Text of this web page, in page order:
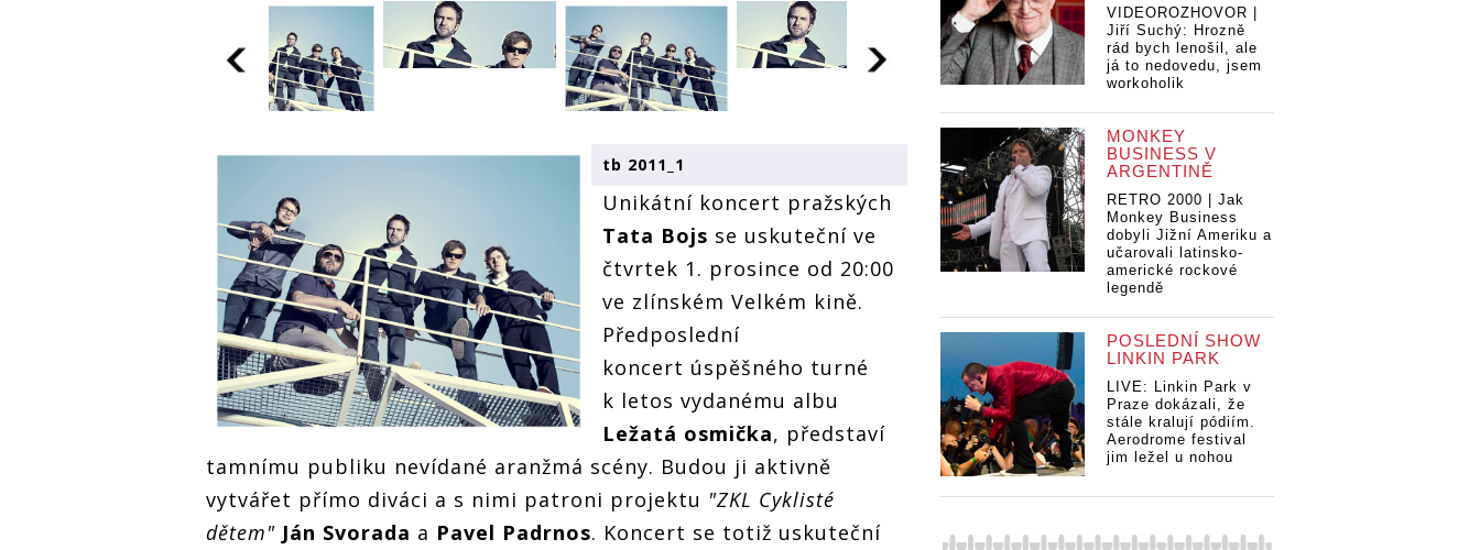
tb 2011_1
Unikátní koncert pražských
Tata Bojs se uskuteční ve
čtvrtek 1. prosince od 20:00
ve zlínském Velkém kině.
Předposlední
koncert úspěšného turné
k letos vydanému albu
Ležatá osmička, představí
tamnímu publiku nevídané aranžmá scény. Budou ji aktivně
vytvářet přímo diváci a s nimi patroni projektu "ZKL Cyklisté
dětem" Ján Svorada a Pavel Padrnos. Koncert se totiž uskuteční
VIDEOROZHOVOR |
Jiří Suchý: Hrozně
rád bych lenošil, ale
já to nedovedu, jsem
workoholik
MONKEY
BUSINESS V
ARGENTINĚ
RETRO 2000 | Jak
Monkey Business
dobyli Jižní Ameriku a
učarovali latinsko-
americké rockové
legendě
POSLEDNÍ SHOW
LINKIN PARK
LIVE: Linkin Park v
Praze dokázali, že
stále kralují pódiím.
Aerodrome festival
jim ležel u nohou